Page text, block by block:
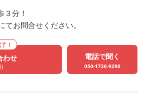
たり拗
、最後ま
き、とて
✨ 最後
VS 子ど
り、“10
ームをそれぞれトッピン
し、くるくる巻いて完成
「見てー！綺麗に巻けた
✨」と嬉しそうにスタッ
らしかったです💖 これ
３分！
てお問合せください。
！
わせ 電話で聞く
050-1726-9298